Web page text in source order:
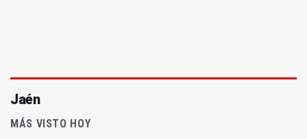
Jaén
MÁS VISTO HOY